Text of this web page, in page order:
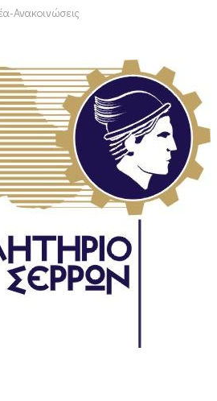
Ανακοινώσεις